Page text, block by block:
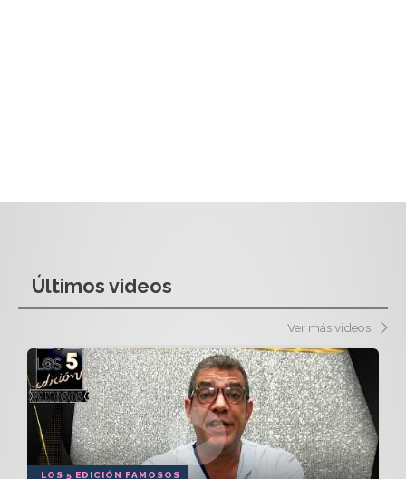
Últimos videos
Ver más videos
LOS 5 EDICIÓN FAMOSOS